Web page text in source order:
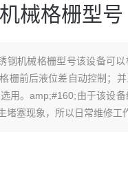
械格栅型号
钢机械格栅型号该设备可
栅前后液位差自动控制；
用。amp;#160;由于该设
堵塞现象，所以日常维修工